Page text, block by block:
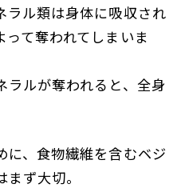
ラル類は身体に吸収され
て奪われてしまいま
ラルが奪われると、全身
に、食物繊維を含むベジ
ず大切。